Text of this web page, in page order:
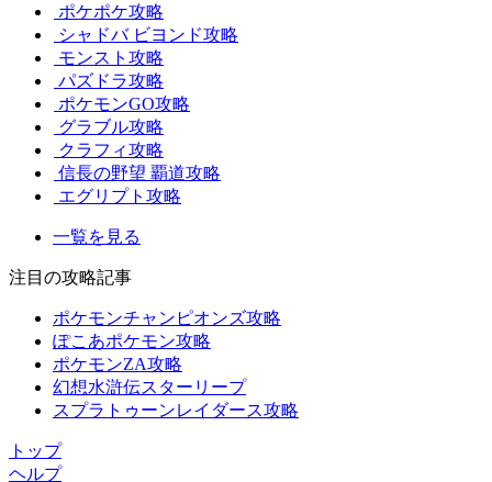
ポケポケ攻略
シャドバ ビヨンド攻略
モンスト攻略
パズドラ攻略
ポケモンGO攻略
グラブル攻略
クラフィ攻略
信長の野望 覇道攻略
エグリプト攻略
一覧を見る
注目の攻略記事
ポケモンチャンピオンズ攻略
ぽこあポケモン攻略
ポケモンZA攻略
幻想水滸伝スターリープ
スプラトゥーンレイダース攻略
トップ
ヘルプ